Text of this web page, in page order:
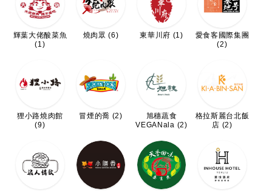
輝葉大佬酸菜魚
(1)
燒肉眾 (6) 東華川府 (1)
愛食客國際集團
(2)
狸小路燒肉館
(9)
冒煙的喬 (2)
旭穗蔬食
VEGANala (2)
格拉斯麗台北飯
店 (2)